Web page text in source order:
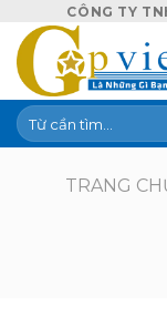
content
CÔNG TY
Tìm
kiếm:
TRANG